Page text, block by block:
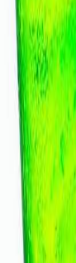
Un nuevo
consumo per
bebidas.
De acuerdo
Otro país
En estos
las ocasiones
"Las bebidas
dijo Jonas
Te puede
"Como en otras